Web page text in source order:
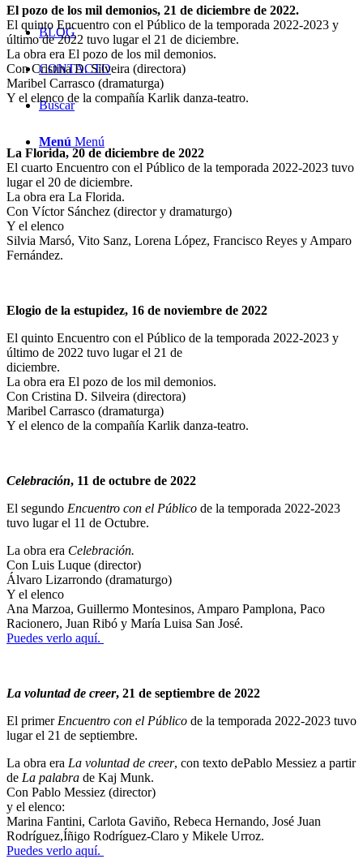
BLOG
CONTACTO
Buscar
Menú Menú
El pozo de los mil demonios, 21 de diciembre de 2022.
El quinto Encuentro con el Público de la temporada 2022-2023 y
último de 2022 tuvo lugar el 21 de diciembre.
La obra era El pozo de los mil demonios.
Con Cristina D. Silveira (directora)
Maribel Carrasco (dramaturga)
Y el elenco de la compañía Karlik danza-teatro.
La Florida, 20 de diciembre de 2022
El cuarto Encuentro con el Público de la temporada 2022-2023 tuvo
lugar el 20 de diciembre.
La obra era La Florida.
Con Víctor Sánchez (director y dramaturgo)
Y el elenco
Silvia Marsó, Vito Sanz, Lorena López, Francisco Reyes y Amparo
Fernández.
Elogio de la estupidez, 16 de noviembre de 2022
El quinto Encuentro con el Público de la temporada 2022-2023 y
último de 2022 tuvo lugar el 21 de
diciembre.
La obra era El pozo de los mil demonios.
Con Cristina D. Silveira (directora)
Maribel Carrasco (dramaturga)
Y el elenco de la compañía Karlik danza-teatro.
Celebración, 11 de octubre de 2022
El segundo Encuentro con el Público de la temporada 2022-2023
tuvo lugar el 11 de Octubre.
La obra era Celebración.
Con Luis Luque (director)
Álvaro Lizarrondo (dramaturgo)
Y el elenco
Ana Marzoa, Guillermo Montesinos, Amparo Pamplona, Paco
Racionero, Juan Ribó y María Luisa San José.
Puedes verlo aquí.
La voluntad de creer, 21 de septiembre de 2022
El primerEncuentro con el Público de la temporada 2022-2023 tuvo
lugar el 21 de septiembre.
La obra era La voluntad de creer, con texto dePablo Messiez a partir
de La palabra de Kaj Munk.
Con Pablo Messiez (director)
y el elenco:
Marina Fantini, Carlota Gaviño, Rebeca Hernando, José Juan
Rodríguez,Íñigo Rodríguez-Claro y Mikele Urroz.
Puedes verlo aquí.